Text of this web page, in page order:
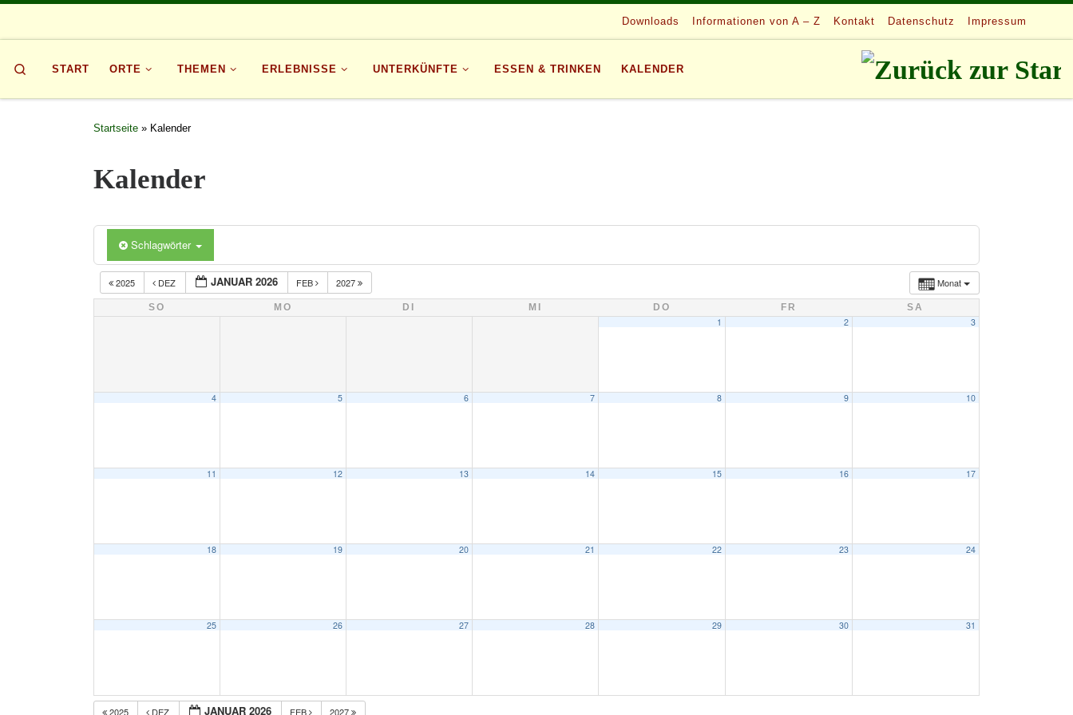
Downloads Informationen von A – Z Kontakt Datenschutz Impressum
START ORTE THEMEN ERLEBNISSE UNTERKÜNFTE ESSEN & TRINKEN KALENDER
Search
Startseite » Kalender
Kalender
Schlagwörter
Monat
2025 DEZ JANUAR 2026 FEB 2027
SO MO DI MI DO FR SA
1 2 3
4 5 6 7 8 9 10
11 12 13 14 15 16 17
18 19 20 21 22 23 24
25 26 27 28 29 30 31
2025 DEZ JANUAR 2026 FEB 2027